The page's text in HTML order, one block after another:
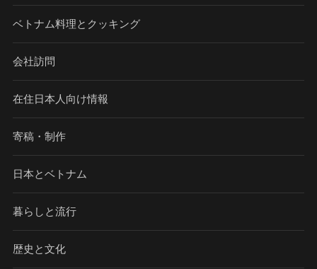
ベトナム料理とクッキング
会社訪問
在住日本人向け情報
寄稿・制作
日本とベトナム
暮らしと流行
歴史と文化